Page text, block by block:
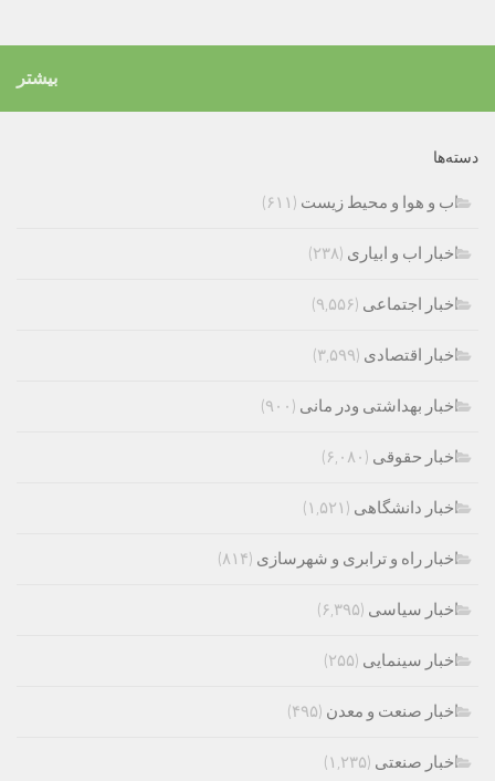
بیشتر
دسته‌ها
اب و هوا و محیط زیست (۶۱۱)
اخبار اب و ابیاری (۲۳۸)
اخبار اجتماعی (۹,۵۵۶)
اخبار اقتصادی (۳,۵۹۹)
اخبار بهداشتی ودر مانی (۹۰۰)
اخبار حقوقی (۶,۰۸۰)
اخبار دانشگاهی (۱,۵۲۱)
اخبار راه و ترابری و شهرسازی (۸۱۴)
اخبار سیاسی (۶,۳۹۵)
اخبار سینمایی (۲۵۵)
اخبار صنعت و معدن (۴۹۵)
اخبار صنعتی (۱,۲۳۵)